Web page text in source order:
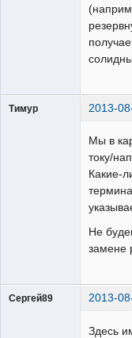
Тимур 2013-
Мы в
току/
Какие-
Не
замене
Сергей89 2013-
Здесь